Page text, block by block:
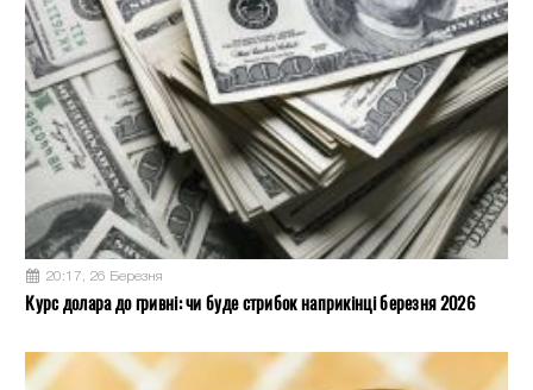
20:17, 26 Березня
Курс долара до гривні: чи буде стрибок наприкінці березня 2026